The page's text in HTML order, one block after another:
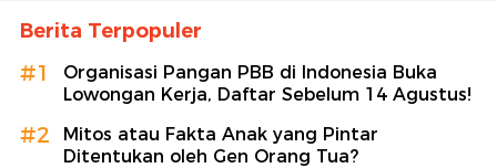
Berita Terpopuler
#1
Organisasi Pangan PBB di Indonesia Buka
Lowongan Kerja, Daftar Sebelum 14 Agustus!
#2
Mitos atau Fakta Anak yang Pintar
Ditentukan oleh Gen Orang Tua?